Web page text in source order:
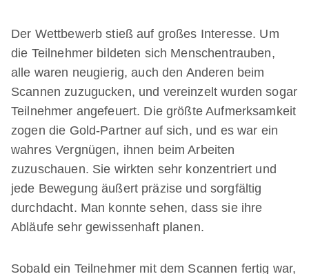
Der Wettbewerb stieß auf großes Interesse. Um
die Teilnehmer bildeten sich Menschentrauben,
alle waren neugierig, auch den Anderen beim
Scannen zuzugucken, und vereinzelt wurden sogar
Teilnehmer angefeuert. Die größte Aufmerksamkeit
zogen die Gold-Partner auf sich, und es war ein
wahres Vergnügen, ihnen beim Arbeiten
zuzuschauen. Sie wirkten sehr konzentriert und
jede Bewegung äußert präzise und sorgfältig
durchdacht. Man konnte sehen, dass sie ihre
Abläufe sehr gewissenhaft planen.
Sobald ein Teilnehmer mit dem Scannen fertig war,